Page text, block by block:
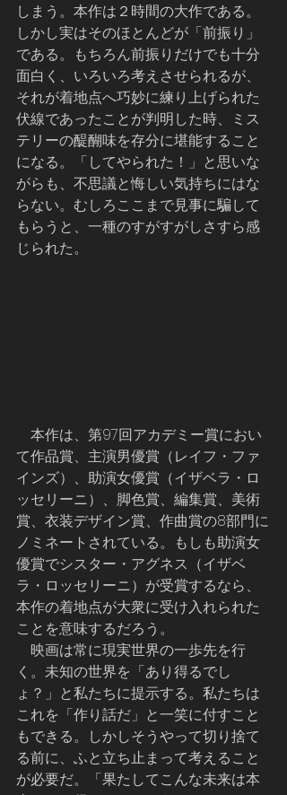
しまう。本作は２時間の大作である。
しかし実はそのほとんどが「前振り」
である。もちろん前振りだけでも十分
面白く、いろいろ考えさせられるが、
それが着地点へ巧妙に練り上げられた
伏線であったことが判明した時、ミス
テリーの醍醐味を存分に堪能すること
になる。「してやられた！」と思いな
がらも、不思議と悔しい気持ちにはな
らない。むしろここまで見事に騙して
もらうと、一種のすがすがしさすら感
じられた。
本作は、第97回アカデミー賞におい
て作品賞、主演男優賞（レイフ・ファ
インズ）、助演女優賞（イザベラ・ロ
ッセリーニ）、脚色賞、編集賞、美術
賞、衣装デザイン賞、作曲賞の8部門に
ノミネートされている。もしも助演女
優賞でシスター・アグネス（イザベ
ラ・ロッセリーニ）が受賞するなら、
本作の着地点が大衆に受け入れられた
ことを意味するだろう。
く。未知の世界を「あり得るでし
ょ？」と私たちに提示する。私たちは
これを「作り話だ」と一笑に付すこと
もできる。しかしそうやって切り捨て
る前に、ふと立ち止まって考えること
が必要だ。「果たしてこんな未来は本